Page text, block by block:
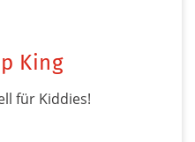
King
für Kiddies!